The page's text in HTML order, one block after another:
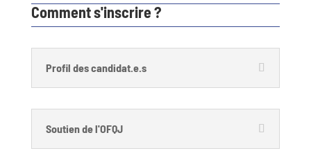
Comment s'inscrire ?
Profil des candidat.e.s
Soutien de l'OFQJ